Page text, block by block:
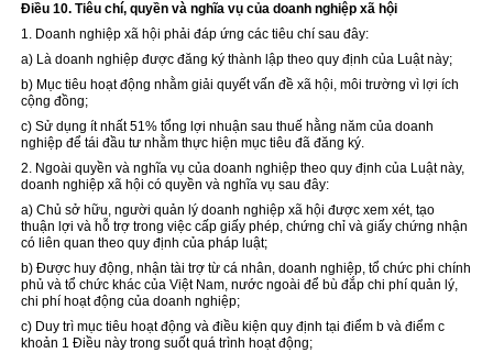
Điều 10. Tiêu chí, quyền và nghĩa vụ của doanh nghiệp xã hội
1. Doanh nghiệp xã hội phải đáp ứng các tiêu chí sau đây:
a) Là doanh nghiệp được đăng ký thành lập theo quy định của Luật này;
b) Mục tiêu hoạt động nhằm giải quyết vấn đề xã hội, môi trường vì lợi ích
cộng đồng;
c) Sử dụng ít nhất 51% tổng lợi nhuận sau thuế hằng năm của doanh
nghiệp để tái đầu tư nhằm thực hiện mục tiêu đã đăng ký.
2. Ngoài quyền và nghĩa vụ của doanh nghiệp theo quy định của Luật này,
doanh nghiệp xã hội có quyền và nghĩa vụ sau đây:
a) Chủ sở hữu, người quản lý doanh nghiệp xã hội được xem xét, tạo
thuận lợi và hỗ trợ trong việc cấp giấy phép, chứng chỉ và giấy chứng nhận
có liên quan theo quy định của pháp luật;
b) Được huy động, nhận tài trợ từ cá nhân, doanh nghiệp, tổ chức phi chính
phủ và tổ chức khác của Việt Nam, nước ngoài để bù đắp chi phí quản lý,
chi phí hoạt động của doanh nghiệp;
c) Duy trì mục tiêu hoạt động và điều kiện quy định tại điểm b và điểm c
khoản 1 Điều này trong suốt quá trình hoạt động;